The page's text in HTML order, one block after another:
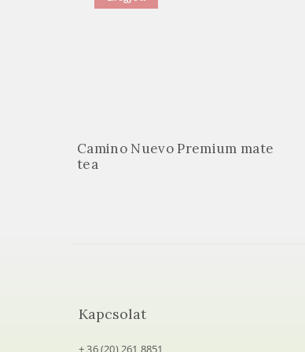
Camino Nuevo Premium mate
tea
Kapcsolat
+ 36 (20) 261 8851